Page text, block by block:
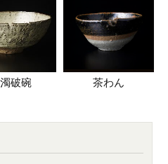
破碗 茶わん